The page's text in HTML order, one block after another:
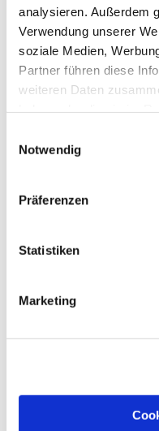
analysieren. Außerdem
Verwendung unserer
soziale Medien,
Partner führen diese
weiteren Daten
Notwendig
Präferenzen
Statistiken
Marketing
Uhr
Markuskirche,